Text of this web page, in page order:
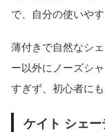
で、自分の使いや
薄付きで自然なシ
ー以外にノーズシ
すぎず、初心者に
ケイト シェー